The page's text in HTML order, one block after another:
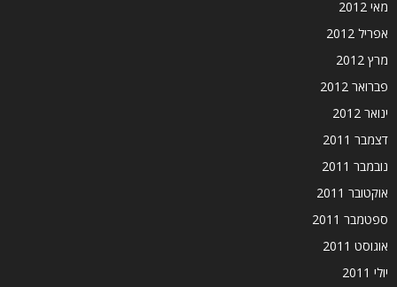
מאי 2012
אפריל 2012
מרץ 2012
פברואר 2012
ינואר 2012
דצמבר 2011
נובמבר 2011
אוקטובר 2011
ספטמבר 2011
אוגוסט 2011
יולי 2011